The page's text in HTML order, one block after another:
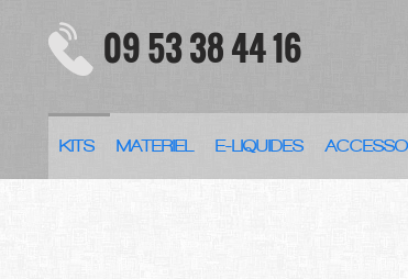
09 53 38 44 16
KITS MATERIEL E-LIQUIDES